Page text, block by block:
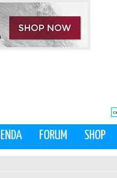
FORUM SHOP